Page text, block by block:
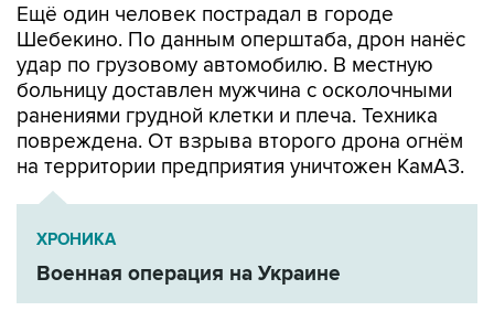
Ещё один человек пострадал в городе
Шебекино. По данным оперштаба, дрон нанёс
удар по грузовому автомобилю. В местную
больницу доставлен мужчина с осколочными
ранениями грудной клетки и плеча. Техника
повреждена. От взрыва второго дрона огнём
на территории предприятия уничтожен КамАЗ.
ХРОНИКА
Военная операция на Украине